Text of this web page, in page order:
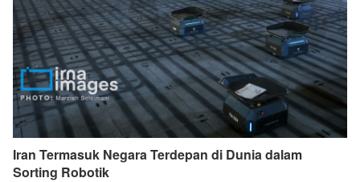
Iran Termasuk Negara Terdepan di Dunia dalam
Sorting Robotik